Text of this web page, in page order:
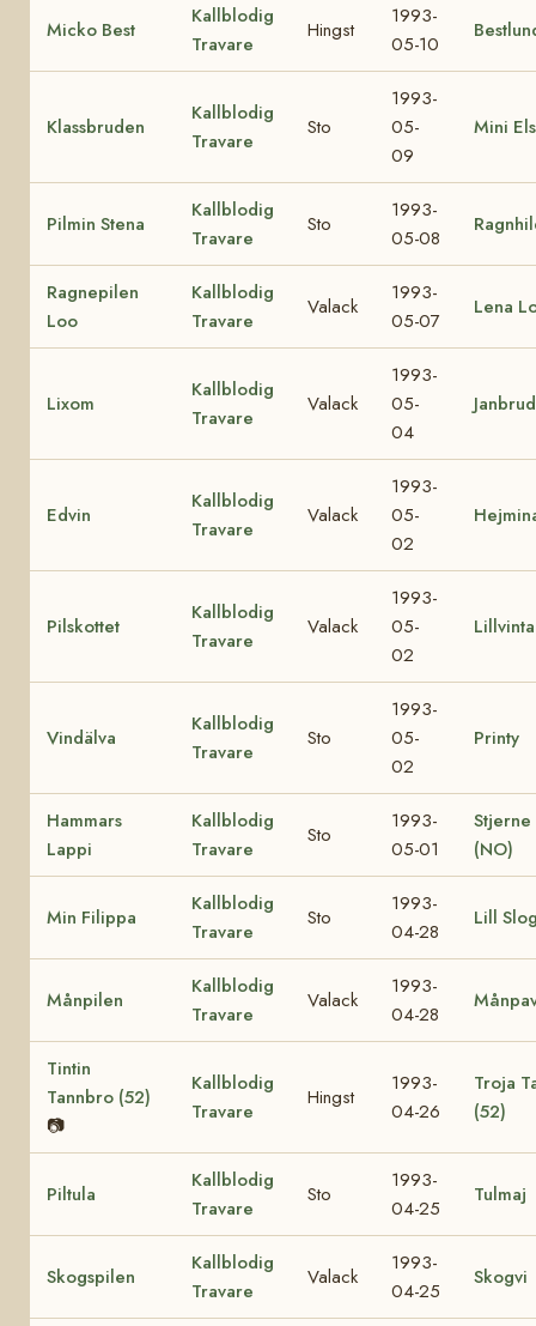
Micko Best
Kallblodig
Travare
Hingst
1993-
05-10
Klassbruden
Kallblodig
Travare
Sto
1993-
05-
09
Mini
Pilmin Stena
Kallblodig
Travare
Sto
1993-
05-08
Ragnepilen
Loo
Kallblodig
Travare
Valack
1993-
05-07
Lena
Lixom
Kallblodig
Travare
Valack
1993-
05-
04
Edvin
Kallblodig
Travare
Valack
1993-
05-
02
Pilskottet
Kallblodig
Travare
Valack
1993-
05-
02
Lillvinta
Vindälva
Kallblodig
Travare
Sto
1993-
05-
02
Printy
Hammars
Lappi
Kallblodig
Travare
Sto
1993-
05-01
(NO)
Min Filippa
Kallblodig
Travare
Sto
1993-
04-28
Lill
Månpilen
Kallblodig
Travare
Valack
1993-
04-28
Tintin
Tannbro (52)
📷
Kallblodig
Travare
Hingst
1993-
04-26
Troja
(52)
Piltula
Kallblodig
Travare
Sto
1993-
04-25
Tulmaj
Skogspilen
Kallblodig
Travare
Valack
1993-
04-25
Skogvi